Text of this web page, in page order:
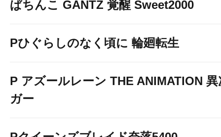
ぱちんこ GANTZ 覚醒 Sweet2000
Pひぐらしのなく頃に 輪廻転生
P アズールレーン THE ANIMATION
ガー